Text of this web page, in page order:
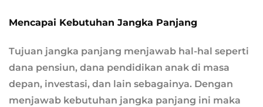
Mencapai Kebutuhan Jangka Panjang
Tujuan jangka panjang menjawab hal-hal seperti
dana pensiun, dana pendidikan anak di masa
depan, investasi, dan lain sebagainya. Dengan
menjawab kebutuhan jangka panjang ini maka